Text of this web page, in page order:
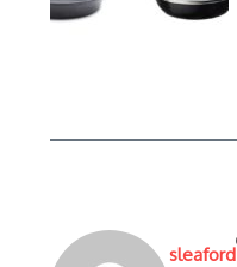
sleaford